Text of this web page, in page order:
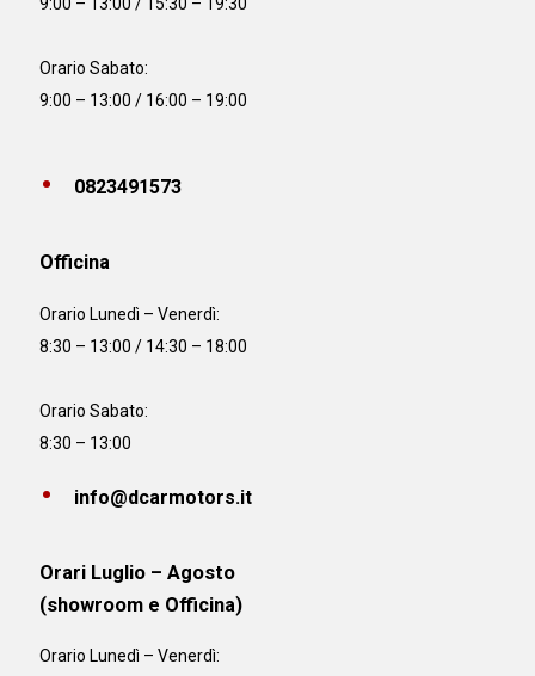
9:00 – 13:00 / 15:30 – 19:30
Orario Sabato:
9:00 – 13:00 / 16:00 – 19:00
0823491573
Officina
Orario Lunedì – Venerdì:
8:30 – 13:00 / 14:30 – 18:00
Orario Sabato:
8:30 – 13:00
info@dcarmotors.it
Orari Luglio – Agosto
(showroom e Officina)
Orario Lunedì – Venerdì: